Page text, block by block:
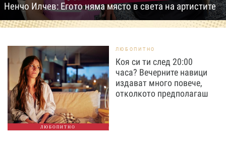
Ненчо Илчев: Егото няма място в света на артистите
ЛЮБОПИТНО
ЛЮБОПИТНО
Коя си ти след 20:00
часа? Вечерните навици
издават много повече,
отколкото предполагаш